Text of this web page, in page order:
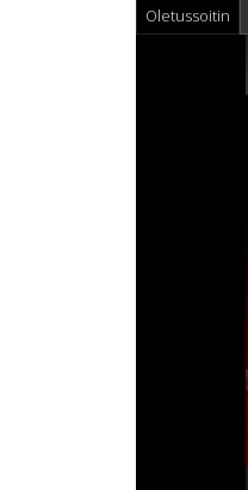
Oletussoitin